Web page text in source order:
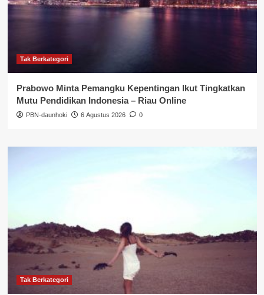
Tak Berkategori
Prabowo Minta Pemangku Kepentingan Ikut Tingkatkan
Mutu Pendidikan Indonesia – Riau Online
PBN-daunhoki 6 Agustus 2026 0
Tak Berkategori